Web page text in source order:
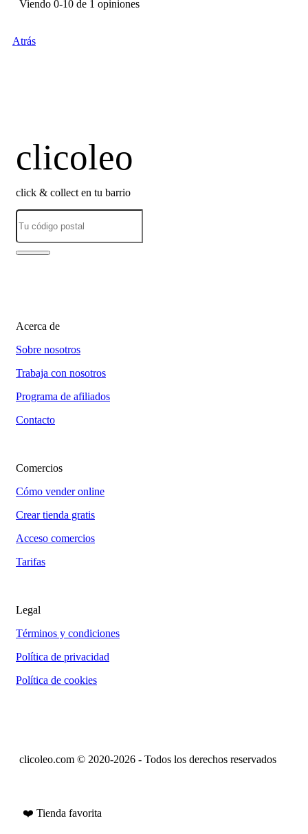
Viendo 0-10 de 1 opiniones
Atrás
clicoleo
click & collect en tu barrio
Acerca de
Sobre nosotros
Trabaja con nosotros
Programa de afiliados
Contacto
Comercios
Cómo vender online
Crear tienda gratis
Acceso comercios
Tarifas
Legal
Términos y condiciones
Política de privacidad
Política de cookies
clicoleo.com © 2020-2026 - Todos los derechos reservados
❤️ Tienda favorita